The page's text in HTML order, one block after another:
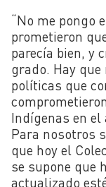
“No me pongo
prometieron
parecía bien, y
grado. Hay
políticas que
Indígenas en el
Para nosotros
que hoy el
se supone que
actualizado